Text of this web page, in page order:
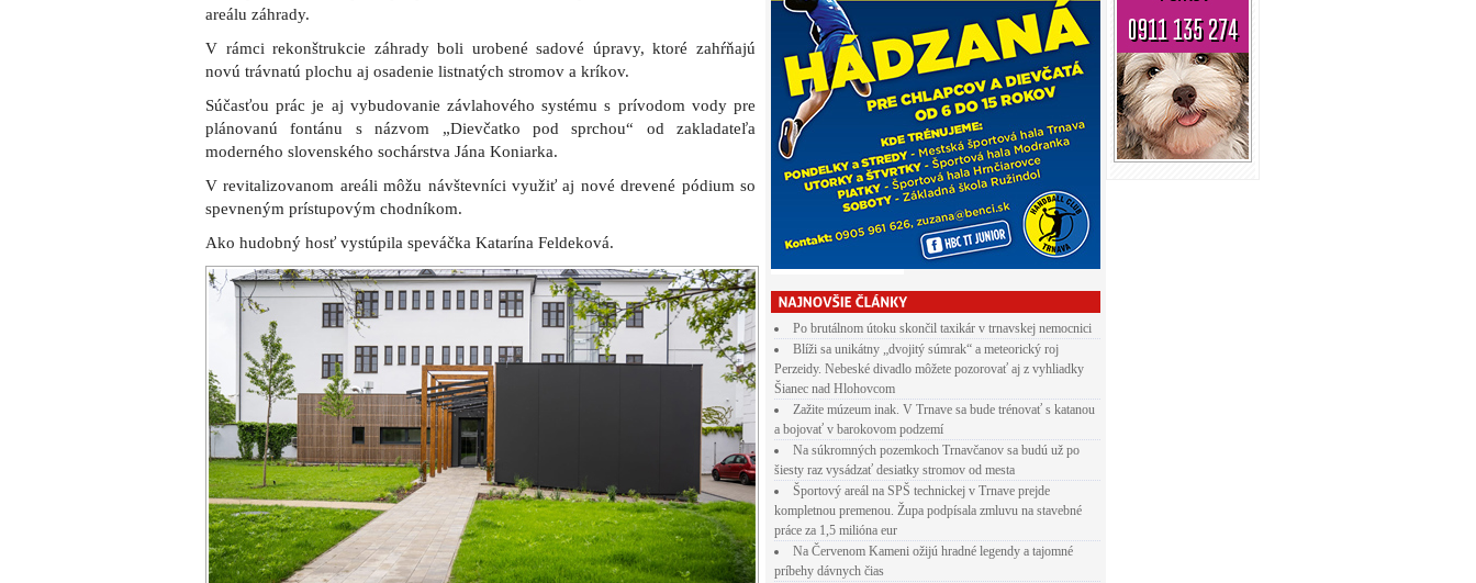
Po brutálnom útoku skončil taxikár v trnavskej nemocnici
Blíži sa unikátny „dvojitý súmrak“ a meteorický roj
Perzeidy. Nebeské divadlo môžete pozorovať aj z vyhliadky
Šianec nad Hlohovcom
Zažite múzeum inak. V Trnave sa bude trénovať s katanou
a bojovať v barokovom podzemí
Na súkromných pozemkoch Trnavčanov sa budú už po
šiesty raz vysádzať desiatky stromov od mesta
Športový areál na SPŠ technickej v Trnave prejde
kompletnou premenou. Župa podpísala zmluvu na stavebné
práce za 1,5 milióna eur
Na Červenom Kameni ožijú hradné legendy a tajomné
príbehy dávnych čias